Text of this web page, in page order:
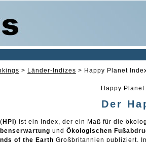
> Länder-Indizes > Happy Planet
Happy
Der
(HPI) ist ein Index, der ein Maß für die
und Ökologischen
of the Earth Großbritannien publiziert.